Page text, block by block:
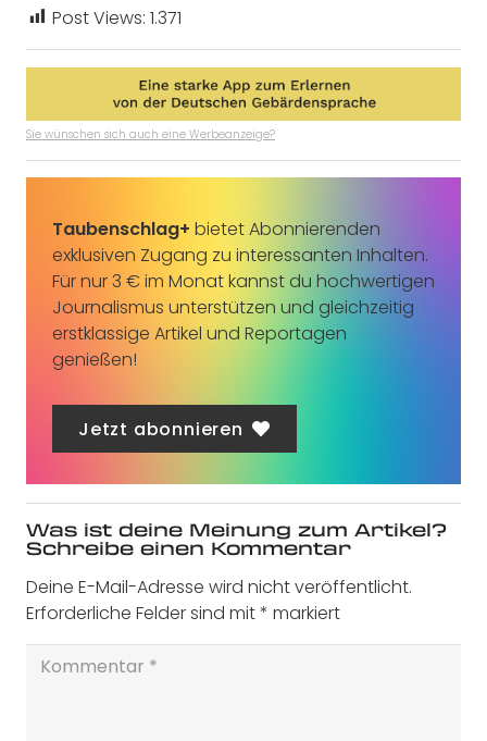
Post Views: 1.371
Sie wünschen sich auch eine Werbeanzeige?
Taubenschlag+ bietet Abonnierenden
exklusiven Zugang zu interessanten Inhalten.
Für nur 3 € im Monat kannst du hochwertigen
Journalismus unterstützen und gleichzeitig
erstklassige Artikel und Reportagen
genießen!
Jetzt abonnieren
Was ist deine Meinung zum Artikel?
Schreibe einen Kommentar
Deine E-Mail-Adresse wird nicht veröffentlicht.
Erforderliche Felder sind mit* markiert